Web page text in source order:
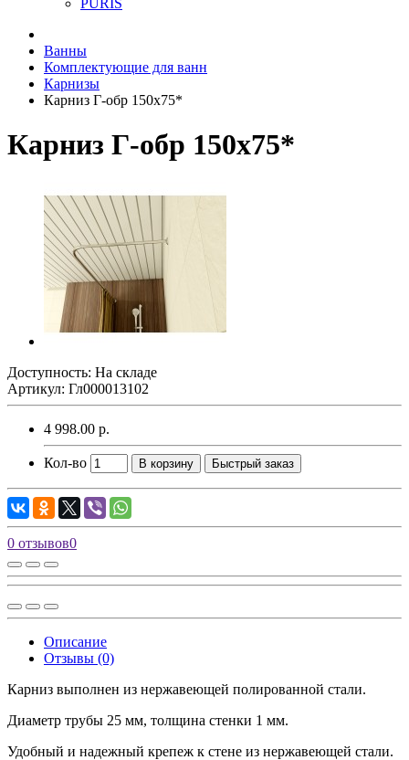
PURIS
Ванны
Комплектующие для ванн
Карнизы
Карниз Г-обр 150х75*
Карниз Г-обр 150х75*
Доступность: На складе
Артикул: Гл000013102
4 998.00 р.
Кол-во В корзину Быстрый заказ
0 отзывов0
Описание
Отзывы (0)
Карниз выполнен из нержавеющей полированной стали.
Диаметр трубы 25 мм, толщина стенки 1 мм.
Удобный и надежный крепеж к стене из нержавеющей стали.